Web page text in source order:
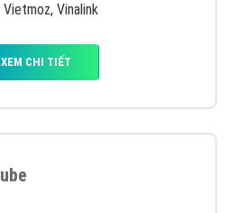
Vietmoz, Vinalink
XEM CHI TIẾT